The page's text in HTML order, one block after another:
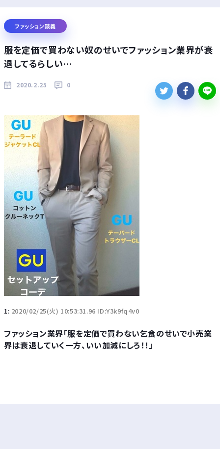
ファッション談義
服を定価で買わない奴のせいでファッション業界が衰
退してるらしい…
2020.2.25 0
1: 2020/02/25(火) 10:53:31.96 ID:Y3k9fq4v0
ファッション業界「服を定価で買わない乞食のせいで小売業
界は衰退していく一方、いい加減にしろ！！」